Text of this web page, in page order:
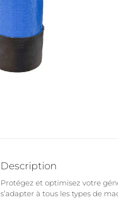
Description
Protégez et optimisez votre
s’adapter à tous les types de